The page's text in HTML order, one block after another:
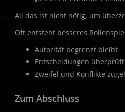
All das ist nicht nötig, um
Oft entsteht besseres
Autorität begrenzt bleibt
Entscheidungen
Zweifel und Konflikte
Zum Abschluss